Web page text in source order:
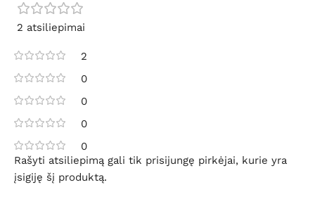
2 atsiliepimai
2
0
0
0
0
Rašyti atsiliepimą gali tik prisijungę pirkėjai, kurie yra
įsigiję šį produktą.